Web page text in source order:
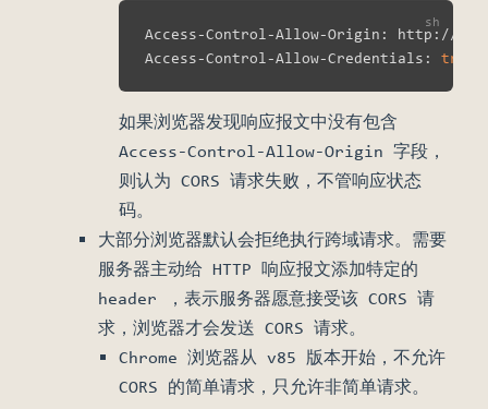
Access-Control-Allow-Origin:
Access-Control-Allow-Credentials: true
如果浏览器发现响应报文中没有包含
Access-Control-Allow-Origin 字段，
则认为 CORS 请求失败，不管响应状态
码。
大部分浏览器默认会拒绝执行跨域请求。需要
服务器主动给 HTTP 响应报文添加特定的
header ，表示服务器愿意接受该 CORS 请
求，浏览器才会发送 CORS 请求。
Chrome 浏览器从 v85 版本开始，不允许
CORS 的简单请求，只允许非简单请求。